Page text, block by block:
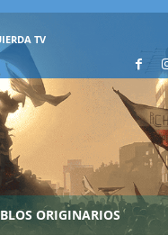
TV
ORIGINARIOS